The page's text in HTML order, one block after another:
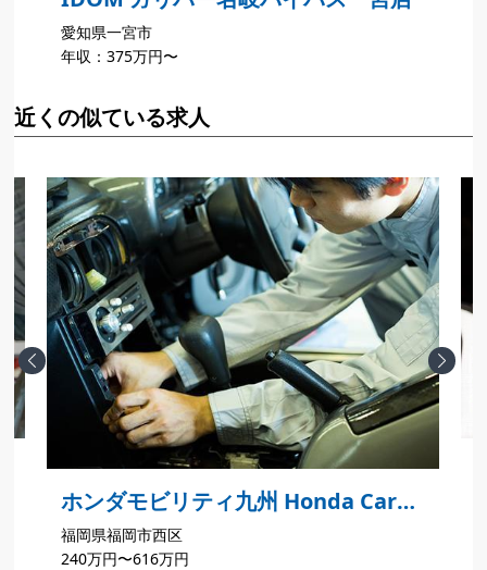
愛知県一宮市
年収：375万円〜
近くの似ている求人
Previous
ホンダモビリティ九州 Honda Cars
福岡 福重店
福岡県福岡市西区
240万円〜616万円
Next